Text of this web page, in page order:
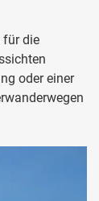
für die
oder einer